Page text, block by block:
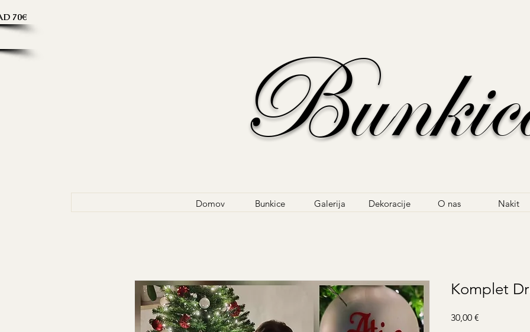
70€
Komplet
30,00 €
Domov Bunkice Galerija Dekoracije O nas Nakit